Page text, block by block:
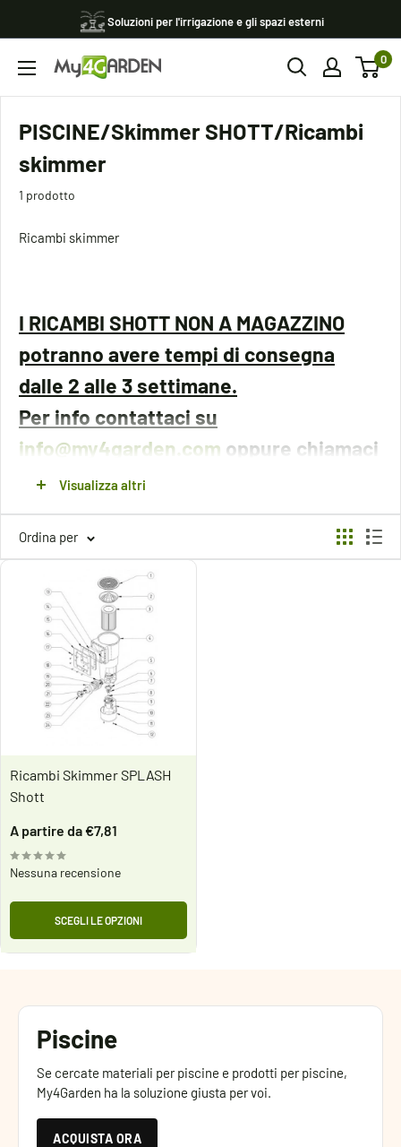
al
contenuto
Soluzioni per l'irrigazione e gli spazi esterni
My4garden 0
PISCINE/Skimmer SHOTT/Ricambi
skimmer
1 prodotto
Ricambi skimmer
I RICAMBI SHOTT NON A MAGAZZINO
potranno avere tempi di consegna
dalle 2 alle 3 settimane.
Per info contattaci su
info@my4garden.com oppure chiamaci
allo 0495591020
Visualizza altri
Ordina per
Ricambi Skimmer SPLASH
Shott
Prezzo
scontato
A partire da €7,81
Nessuna recensione
SCEGLI LE OPZIONI
Piscine
Se cercate materiali per piscine e prodotti per piscine,
My4Garden ha la soluzione giusta per voi.
ACQUISTA ORA